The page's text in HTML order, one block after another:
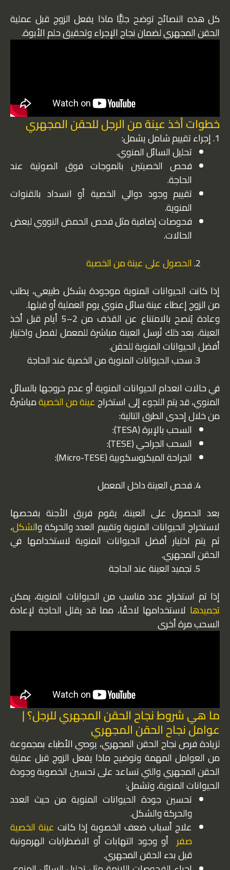
كل هذه النصائح توضح جليًّا ماذا يفعل الزوج قبل عملية
الحقن المجهري لضمان نجاح الإجراء وتحقيق حلم الأبوة.
خطوات أخذ عينة من الرجل للحقن المجهري
1. إجراء تقييم شامل يشمل:
تحليل السائل المنوي.
فحص الخصيتين بالموجات فوق الصوتية عند
الحاجة.
تقييم وجود دوالي الخصية أو انسداد بالقنوات
المنوية.
فحوصات إضافية مثل فحص الحمض النووي لبعض
الحالات.
الحصول على عينة من الخصية
إذا كانت الحيوانات المنوية موجودة بشكل طبيعي، يطلب
من الزوج إعطاء عينة سائل منوي يوم العملية أو قبلها.
وعادة يُنصح بالامتناع عن القذف من 2–5 أيام قبل أخذ
العينة، بعد ذلك تُرسل العينة مباشرة للمعمل لفصل واختيار
أفضل الحيوانات المنوية للحقن.
سحب الحيوانات المنوية من الخصية عند الحاجة
في حالات انعدام الحيوانات المنوية أو عدم خروجها بالسائل
المنوي، قد يتم اللجوء إلى استخراجعينة من الخصيةمباشرةً
من خلال إحدى الطرق التالية:
السحب بالإبرة (TESA):
السحب الجراحي (TESE):
الجراحة الميكروسكوبية (Micro-TESE):
فحص العينة داخل المعمل
بعد الحصول على العينة، يقوم فريق الأجنة بفحصها
لاستخراج الحيوانات المنوية وتقييم العدد والحركة والشكل،
ثم يتم اختيار أفضل الحيوانات المنوية لاستخدامها في
الحقن المجهري.
تجميد العينة عند الحاجة
إذا تم استخراج عدد مناسب من الحيوانات المنوية، يمكن
تجميدها لاستخدامها لاحقًا، مما قد يقلل الحاجة لإعادة
السحب مرة أخرى
ما هي شروط نجاح الحقن المجهري للرجل؟ |
عوامل نجاح الحقن المجهري
لزيادة فرص نجاح الحقن المجهري، يوصي الأطباء بمجموعة
من العوامل المهمة وتوضيح ماذا يفعل الزوج قبل عملية
الحقن المجهري والتي تساعد على تحسين الخصوبة وجودة
الحيوانات المنوية، وتشمل:
تحسين جودة الحيوانات المنوية من حيث العدد
والحركة والشكل.
علاج أسباب ضعف الخصوبة إذا كانت عينة الخصية
صفر أو وجود التهابات أو الاضطرابات الهرمونية
قبل بدء الحقن المجهري.